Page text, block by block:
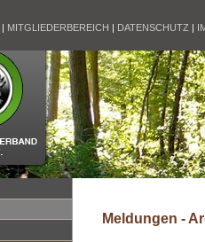
| MITGLIEDERBEREICH | DATENSCHUTZ |
Meldungen -